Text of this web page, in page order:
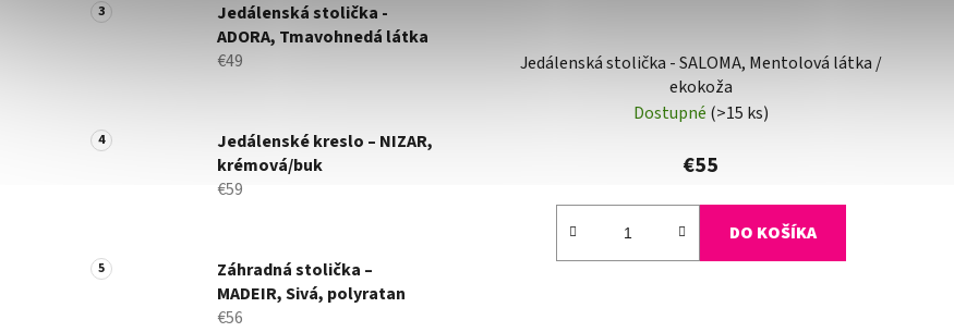
Jedálenská stolička -
ADORA, Tmavohnedá látka
€49
Jedálenské kreslo – NIZAR,
krémová/buk
€59
Záhradná stolička –
MADEIR, Sivá, polyratan
€56
Jedálenská stolička - SALOMA, Mentolová látka /
ekokoža
Dostupné (>15 ks)
€55
DO KOŠÍKA